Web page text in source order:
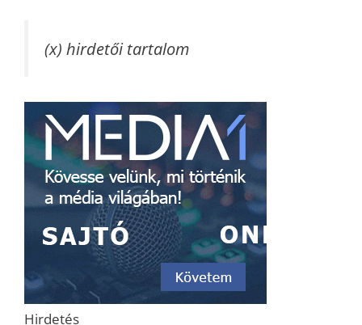
(x) hirdetői tartalom
Hirdetés